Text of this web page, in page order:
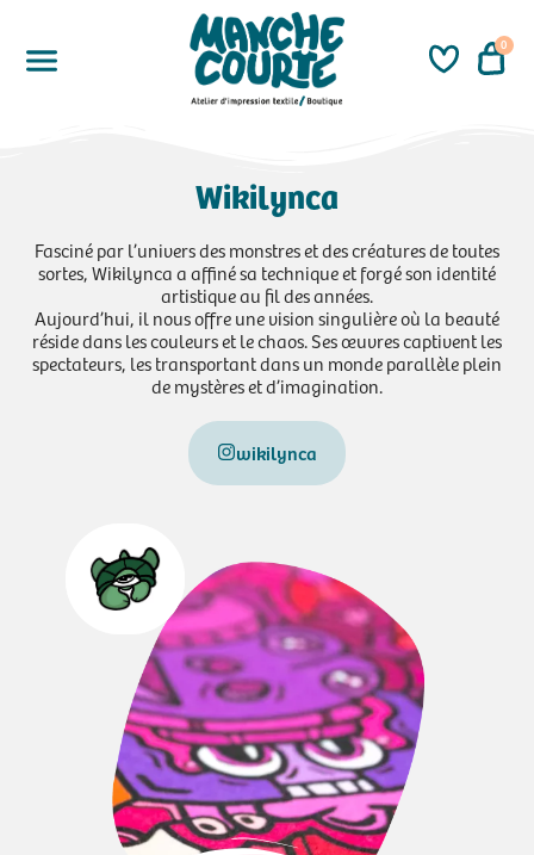
0
Wikilynca
Fasciné par l’univers des monstres et des créatures de toutes
sortes, Wikilynca a affiné sa technique et forgé son identité
artistique au fil des années.
Aujourd’hui, il nous offre une vision singulière où la beauté
réside dans les couleurs et le chaos. Ses œuvres captivent les
spectateurs, les transportant dans un monde parallèle plein
de mystères et d’imagination.
wikilynca